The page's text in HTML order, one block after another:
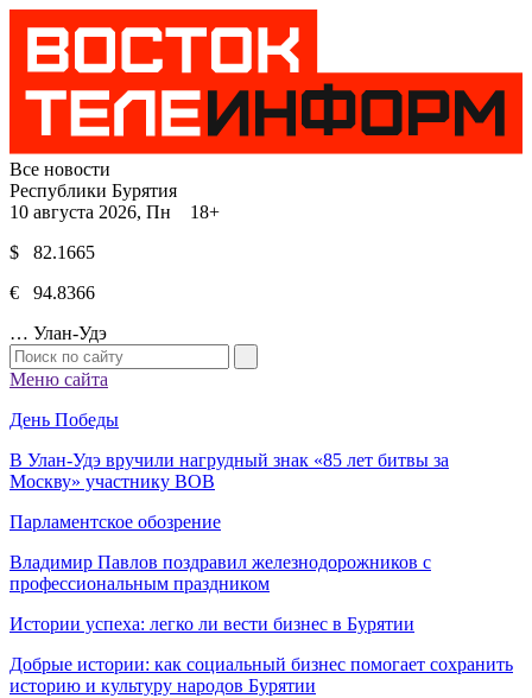
Все новости
Республики Бурятия
10 августа 2026, Пн 18+
$ 82.1665
€ 94.8366
… Улан-Удэ
Меню сайта
День Победы
В Улан-Удэ вручили нагрудный знак «85 лет битвы за
Москву» участнику ВОВ
Парламентское обозрение
Владимир Павлов поздравил железнодорожников с
профессиональным праздником
Истории успеха: легко ли вести бизнес в Бурятии
Добрые истории: как социальный бизнес помогает сохранить
историю и культуру народов Бурятии